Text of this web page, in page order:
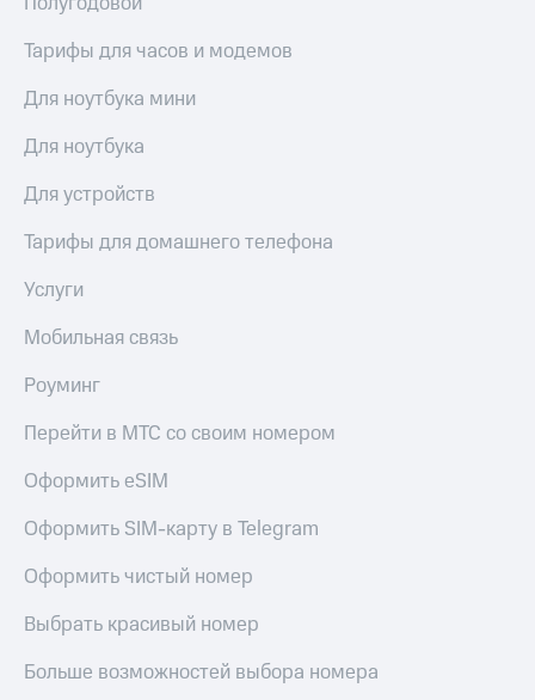
Тарифы для часов и модемов
Для ноутбука мини
Для ноутбука
Для устройств
Тарифы для домашнего телефона
Услуги
Мобильная связь
Роуминг
Перейти в МТС со своим номером
Оформить eSIM
Оформить SIM-карту в Telegram
Оформить чистый номер
Выбрать красивый номер
Больше возможностей выбора номера